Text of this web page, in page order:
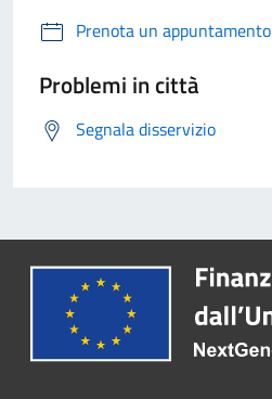
Prenota un appuntamento
Problemi in città
Segnala disservizio